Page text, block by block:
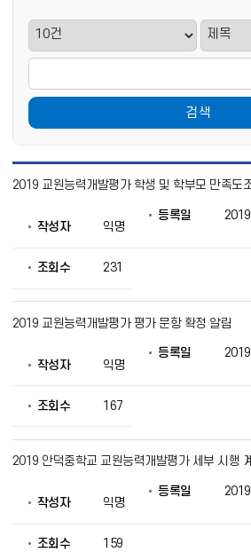
검색
원
목
록
으
성
자,
2019 교원능력개발평가 학생 및 학부모 만족도
작성자 익명
등록일
조회수 231
2019 교원능력개발평가 평가 문항 확정 알림
작성자 익명
등록일
조회수 167
2019 안덕중학교 교원능력개발평가 세부 시행
작성자 익명
등록일
조회수 159